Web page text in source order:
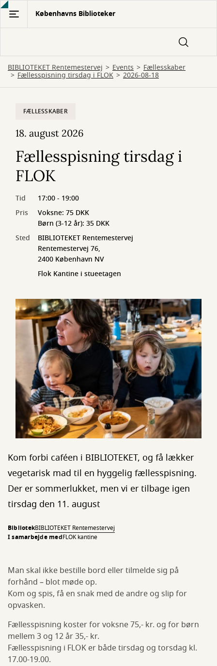
Gå
hovedindhold
Københavns Biblioteker
BIBLIOTEKET Rentemestervej Events Fællesskaber
Fællesspisning tirsdag i FLOK 2026-08-18
FÆLLESSKABER
18. august 2026
Fællesspisning tirsdag i
FLOK
Tid
17:00 - 19:00
Pris
Voksne: 75 DKK
Børn (3-12 år): 35 DKK
Sted
BIBLIOTEKET Rentemestervej
Rentemestervej 76,
2400 København NV
Flok Kantine i stueetagen
Kom forbi caféen i BIBLIOTEKET, og få lækker
vegetarisk mad til en hyggelig fællesspisning.
Der er sommerlukket, men vi er tilbage igen
tirsdag den 11. august
BibliotekBIBLIOTEKET Rentemestervej
I samarbejde medFLOK kantine
Man skal ikke bestille bord eller tilmelde sig på
forhånd – blot møde op.
Kom og spis, få en snak med de andre og slip for
opvasken.
Fællesspisning koster for voksne 75,- kr. og for børn
mellem 3 og 12 år 35,- kr.
Fællesspisning i FLOK er både tirsdag og torsdag kl.
17.00-19.00.